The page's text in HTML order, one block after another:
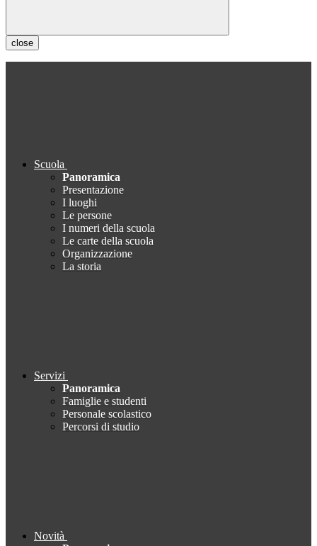
close
Scuola
Panoramica
Presentazione
I luoghi
Le persone
I numeri della scuola
Le carte della scuola
Organizzazione
La storia
Servizi
Panoramica
Famiglie e studenti
Personale scolastico
Percorsi di studio
Novità